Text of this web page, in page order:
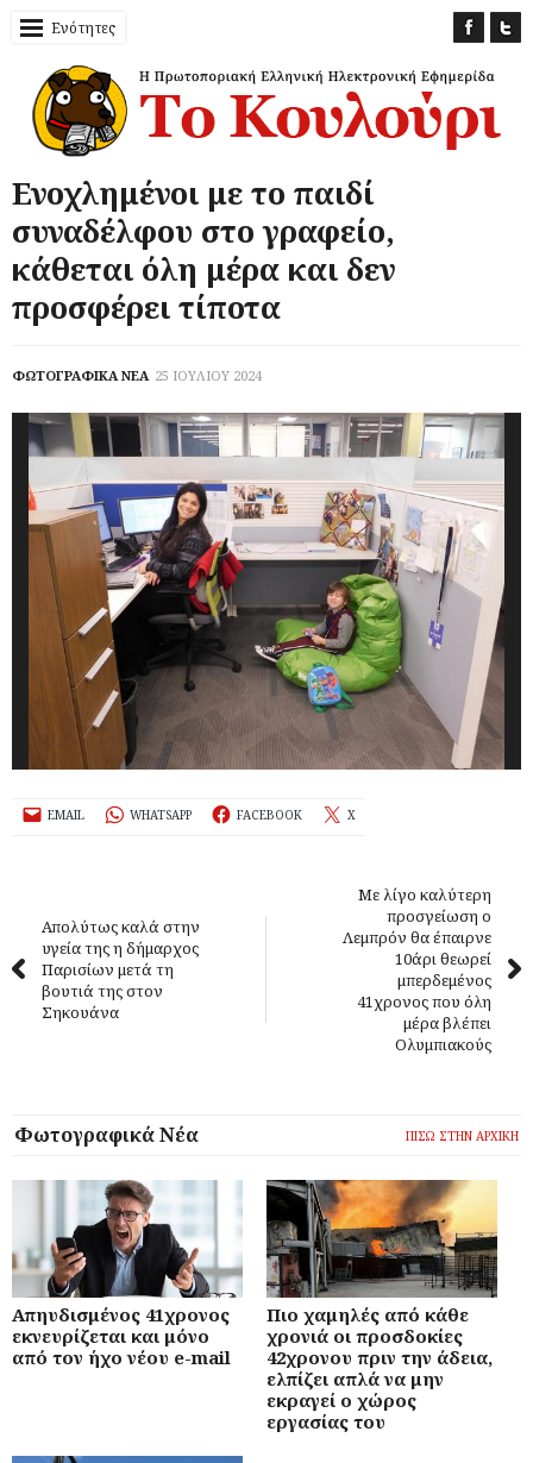
Ενότητες
Ενοχλημένοι με το παιδί
συναδέλφου στο γραφείο,
κάθεται όλη μέρα και δεν
προσφέρει τίποτα
ΦΩΤΟΓΡΑΦΙΚΑ ΝΕΑ 25 ΙΟΥΛΙΟΥ 2024
EMAIL WHATSAPP FACEBOOK X
Απολύτως καλά στην
υγεία της η δήμαρχος
Παρισίων μετά τη
βουτιά της στον
Σηκουάνα
Με λίγο καλύτερη
προσγείωση ο
Λεμπρόν θα έπαιρνε
10άρι θεωρεί
μπερδεμένος
41χρονος που όλη
μέρα βλέπει
Ολυμπιακούς
Φωτογραφικά Νέα ΠΙΣΩ ΣΤΗΝ ΑΡΧΙΚΗ
Απηυδισμένος 41χρονος
εκνευρίζεται και μόνο
από τον ήχο νέου e-mail
Πιο χαμηλές από κάθε
χρονιά οι προσδοκίες
42χρονου πριν την άδεια,
ελπίζει απλά να μην
εκραγεί ο χώρος
εργασίας του